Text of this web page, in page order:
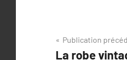
Navigation
Publication
La robe